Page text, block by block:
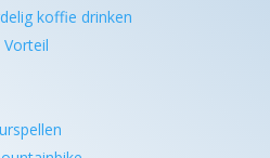
koffie drinken